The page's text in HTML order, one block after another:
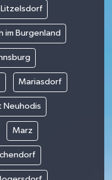
Litzelsdorf
im Burgenland
Mariasdorf
Neuhodis
Marz